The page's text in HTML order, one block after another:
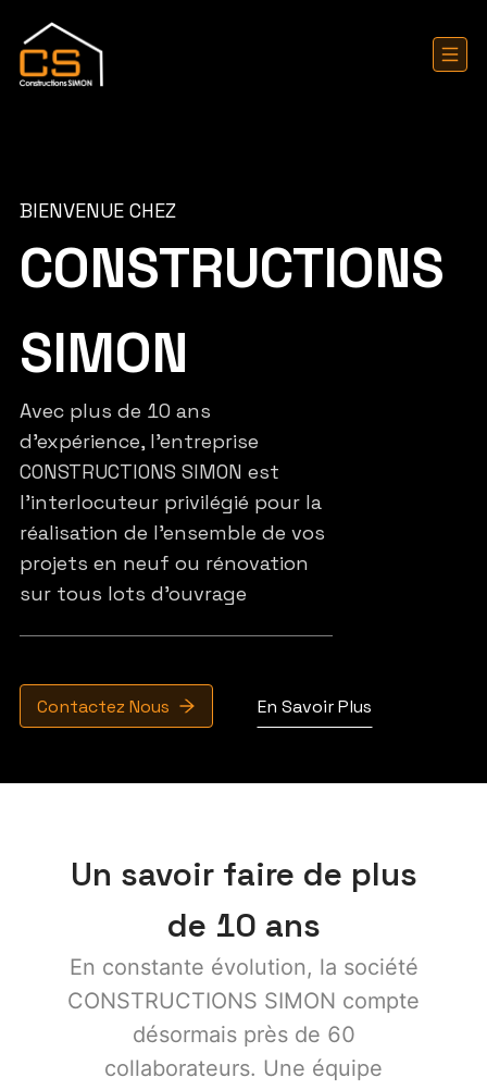
BIENVENUE CHEZ
CONSTRUCTIONS
SIMON
Avec plus de 10 ans
d'expérience, l'entreprise
CONSTRUCTIONS SIMON est
l'interlocuteur privilégié pour la
réalisation de l'ensemble de vos
projets en neuf ou rénovation
sur tous lots d'ouvrage
Contactez Nous En Savoir Plus
Un savoir faire de plus
de 10 ans
En constante évolution, la société
CONSTRUCTIONS SIMON compte
désormais près de 60
collaborateurs. Une équipe